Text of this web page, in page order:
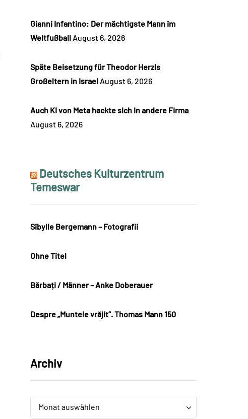
Gianni Infantino: Der mächtigste Mann im
Weltfußball August 6, 2026
Späte Beisetzung für Theodor Herzls
Großeltern in Israel August 6, 2026
Auch KI von Meta hackte sich in andere Firma
August 6, 2026
Deutsches Kulturzentrum
Temeswar
Sibylle Bergemann – Fotografii
Ohne Titel
Bărbați / Männer – Anke Doberauer
Despre „Muntele vrăjit“. Thomas Mann 150
Archiv
Archiv
Monat auswählen
Archiv